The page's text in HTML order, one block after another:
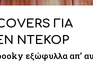
ΓΙΑ
ΝΤΕΚΟΡ
εξώφυλλα απ’